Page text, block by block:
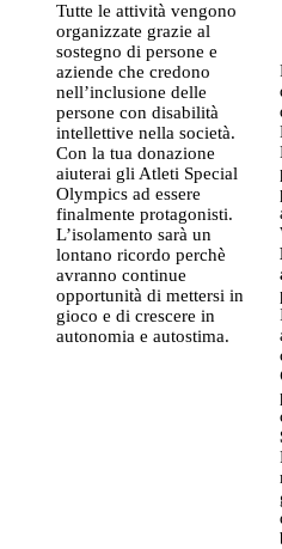
Tutte le attività vengono
organizzate grazie al
sostegno di persone e
aziende che credono
nell’inclusione delle
persone con disabilità
intellettive nella società.
Con la tua donazione
aiuterai gli Atleti Special
Olympics ad essere
finalmente protagonisti.
L’isolamento sarà un
lontano ricordo perchè
avranno continue
opportunità di mettersi in
gioco e di crescere in
autonomia e autostima.